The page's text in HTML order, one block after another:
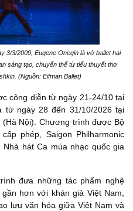
3/3/2009, Eugene Onegin là vở ballet hai
sáng tạo, chuyển thể từ tiểu thuyết thơ
(Nguồn: Eifman Ballet)
công diễn từ ngày 21-24/10 tại
từ ngày 28 đến 31/10/2026 tại
Nội). Chương trình được Bộ
phép, Saigon Philharmonic
hát Ca múa nhạc quốc gia
đưa những tác phẩm nghệ
hơn với khán giả Việt Nam,
lưu văn hóa giữa Việt Nam và